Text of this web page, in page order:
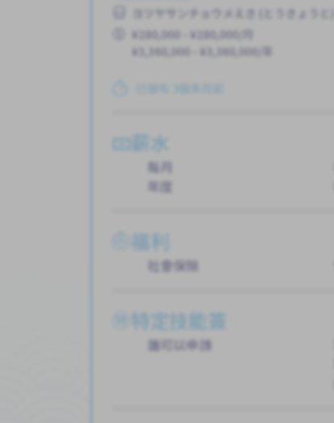
ヨツヤサンチョウメえき (とうきょうと)
¥280,000 - ¥280,000/月
¥3,360,000 - ¥3,360,000/年
已發布 3個多月前
薪水
每月
年度
福利
社會保險
特定技能簽
誰可以申請